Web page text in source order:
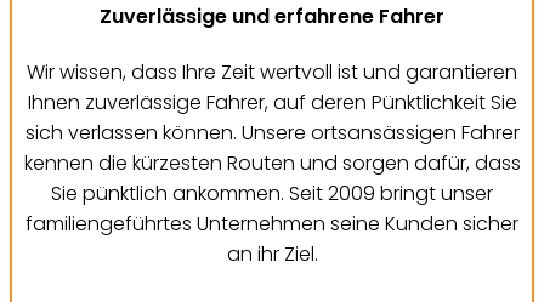
Zuverlässige und erfahrene Fahrer
Wir wissen, dass Ihre Zeit wertvoll ist und garantieren
Ihnen zuverlässige Fahrer, auf deren Pünktlichkeit Sie
sich verlassen können. Unsere ortsansässigen Fahrer
kennen die kürzesten Routen und sorgen dafür, dass
Sie pünktlich ankommen. Seit 2009 bringt unser
familiengeführtes Unternehmen seine Kunden sicher
an ihr Ziel.